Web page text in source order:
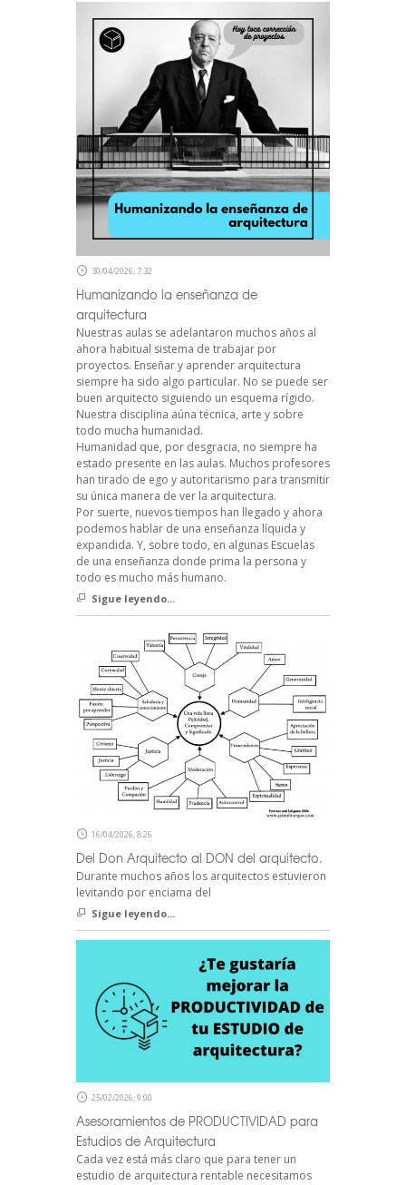
30/04/2026, 7:32
Humanizando la enseñanza de
arquitectura
Nuestras aulas se adelantaron muchos años al
ahora habitual sistema de trabajar por
proyectos. Enseñar y aprender arquitectura
siempre ha sido algo particular. No se puede ser
buen arquitecto siguiendo un esquema rígido.
Nuestra disciplina aúna técnica, arte y sobre
todo mucha humanidad.
Humanidad que, por desgracia, no siempre ha
estado presente en las aulas. Muchos profesores
han tirado de ego y autoritarismo para transmitir
su única manera de ver la arquitectura.
Por suerte, nuevos tiempos han llegado y ahora
podemos hablar de una enseñanza líquida y
expandida. Y, sobre todo, en algunas Escuelas
de una enseñanza donde prima la persona y
todo es mucho más humano.
Sigue leyendo...
16/04/2026, 8:26
Del Don Arquitecto al DON del arquitecto.
Durante muchos años los arquitectos estuvieron
levitando por enciama del
Sigue leyendo...
25/02/2026, 9:00
Asesoramientos de PRODUCTIVIDAD para
Estudios de Arquitectura
Cada vez está más claro que para tener un
estudio de arquitectura rentable necesitamos